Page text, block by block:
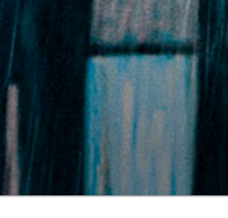
para
o
conteúdo